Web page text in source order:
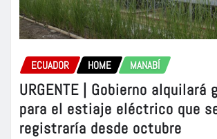
ECUADOR HOME MANABÍ
URGENTE | Gobierno alquilará
para el estiaje eléctrico que
registraría desde octubre